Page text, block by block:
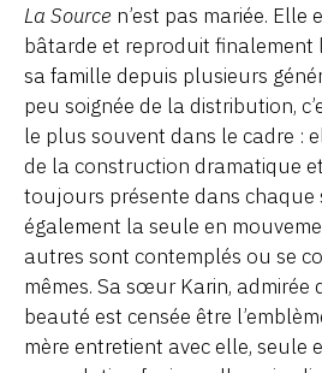
La Source n’est pas mariée. Elle
bâtarde et reproduit finalement
sa famille depuis plusieurs
peu soignée de la distribution,
le plus souvent dans le cadre :
de la construction dramatique
toujours présente dans chaque
également la seule en
autres sont contemplés ou se
mêmes. Sa sœur Karin, admirée
beauté est censée être
mère entretient avec elle, seule